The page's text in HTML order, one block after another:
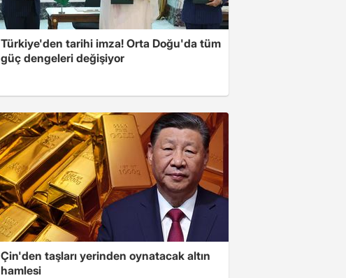
Türkiye'den tarihi imza! Orta Doğu'da tüm
güç dengeleri değişiyor
Çin'den taşları yerinden oynatacak altın
hamlesi